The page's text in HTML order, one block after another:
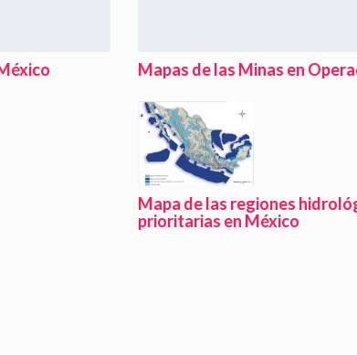
Mapas de las Minas en
Mapa de las regiones
prioritarias en México